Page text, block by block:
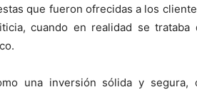
que fueron ofrecidas a los
cuando en realidad se trataba
una inversión sólida y segura,